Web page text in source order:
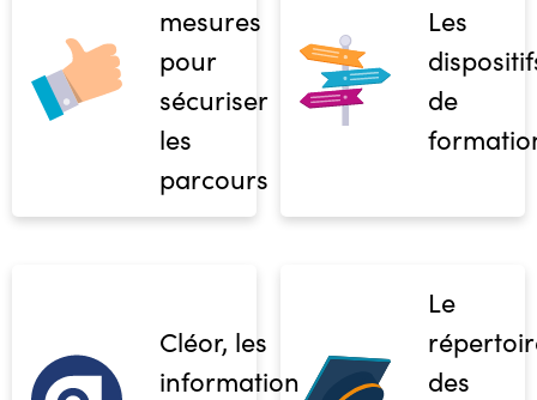
mesures
pour
sécuriser
les
parcours
Les
de
Cléor, les
informations
Le
des